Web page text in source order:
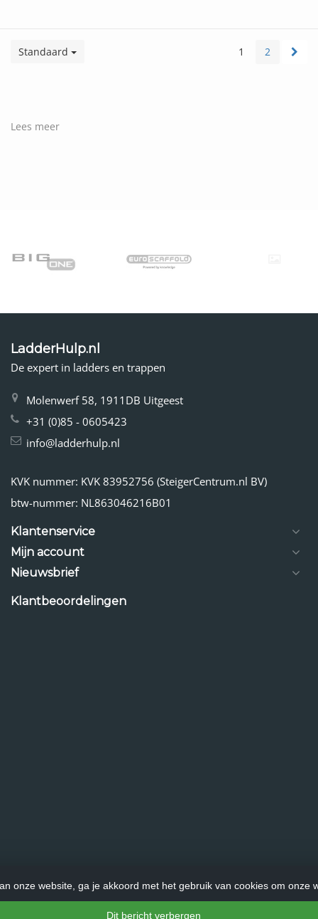
Standaard 1 2
Lees meer
LadderHulp.nl
De expert in ladders en trappen
Molenwerf 58, 1911DB Uitgeest
+31 (0)85 - 0605423
info@ladderhulp.nl
KVK nummer: KVK 83952756 (SteigerCentrum.nl BV)
btw-nummer: NL863046216B01
Klantenservice
Mijn account
Nieuwsbrief
Klantbeoordelingen
onze website, ga je akkoord met het gebruik van cookies om onze
Dit bericht verbergen